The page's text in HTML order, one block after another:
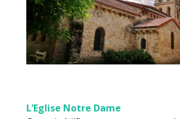
L’Eglise Notre Dame